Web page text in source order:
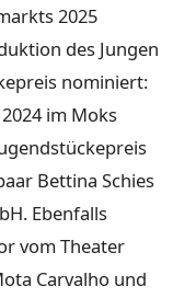
2025
des Jungen
nominiert:
im Moks
Bettina Schies
Ebenfalls
vom Theater
Carvalho und